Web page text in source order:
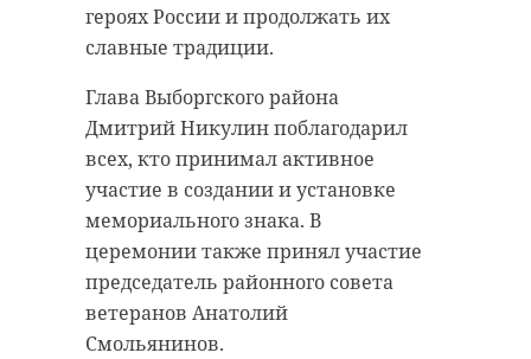
героях России и продолжать их
славные традиции.
Глава Выборгского района
Дмитрий Никулин поблагодарил
всех, кто принимал активное
участие в создании и установке
мемориального знака. В
церемонии также принял участие
председатель районного совета
ветеранов Анатолий
Смольянинов.